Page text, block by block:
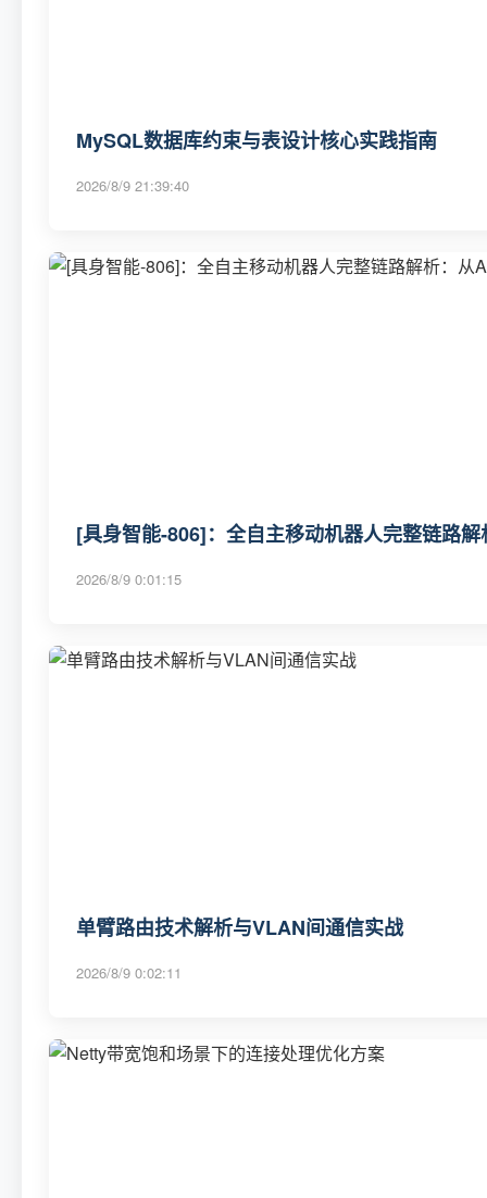
MySQL数据库约束与表设计核心实践指南
2026/8/9 21:39:40
[具身智能-806]：全自主移动机器人完整链路
2026/8/9 0:01:15
单臂路由技术解析与VLAN间通信实战
2026/8/9 0:02:11